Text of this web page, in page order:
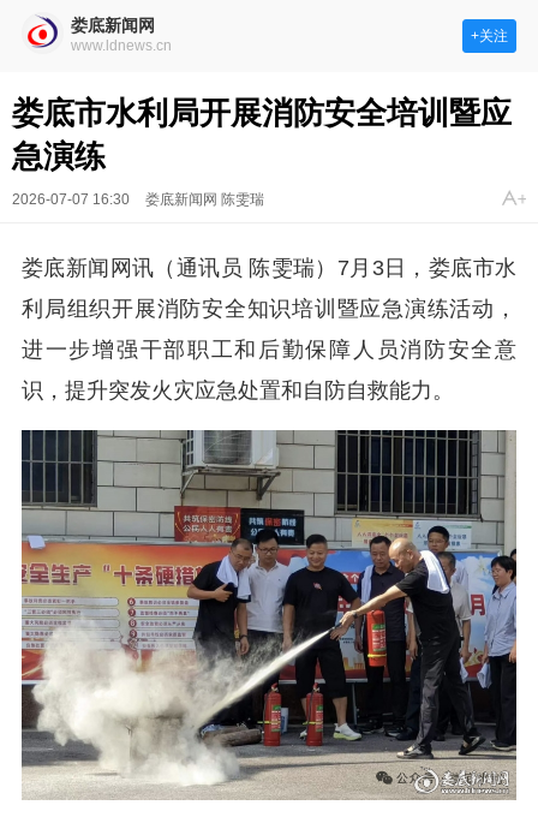
娄底新闻网
www.ldnews.cn
+关注
娄底市水利局开展消防安全培训暨应
急演练
2026-07-07 16:30 娄底新闻网 陈雯瑞
娄底新闻网讯（通讯员 陈雯瑞）7月3日，娄底市水
利局组织开展消防安全知识培训暨应急演练活动，
进一步增强干部职工和后勤保障人员消防安全意
识，提升突发火灾应急处置和自防自救能力。